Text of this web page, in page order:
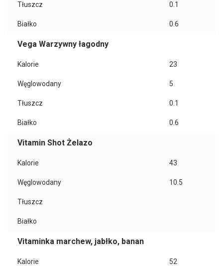
Tłuszcz 0.1
Białko 0.6
Vega Warzywny łagodny
Kalorie 23
Węglowodany 5
Tłuszcz 0.1
Białko 0.6
Vitamin Shot Żelazo
Kalorie 43
Węglowodany 10.5
Tłuszcz
Białko
Vitaminka marchew, jabłko, banan
Kalorie 52